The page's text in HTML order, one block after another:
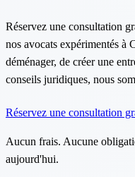
Réservez une consultation
nos avocats expérimentés à
déménager, de créer une
conseils juridiques, nous
Réservez une consultation
Aucun frais. Aucune
aujourd'hui.